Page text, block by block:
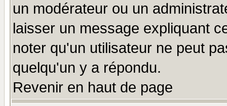
un modérateur ou un
laisser un message expliquant
noter qu'un utilisateur ne peut
quelqu'un y a répondu.
Revenir en haut de page